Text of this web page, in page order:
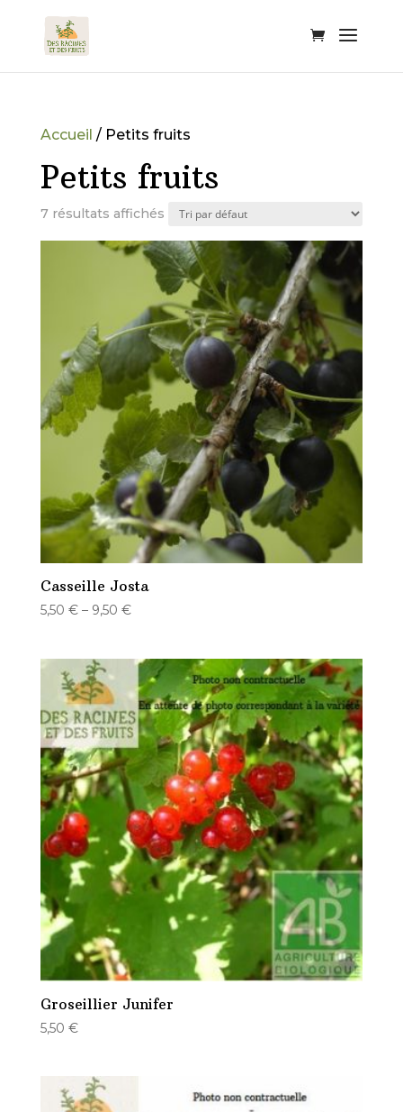
Accueil / Petits fruits
Petits fruits
7 résultats affichés
Casseille Josta
5,50 €– 9,50 €
Groseillier Junifer
5,50 €